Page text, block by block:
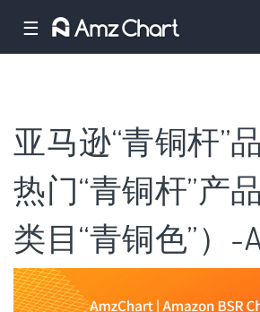
☰
亚马逊“青铜杆”
热门“青铜杆”产
类目“青铜色”）-